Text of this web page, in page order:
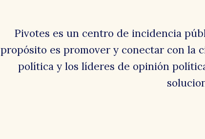
Pivotes es un centro de incidencia
propósito es promover y conectar con la
política y los líderes de opinión